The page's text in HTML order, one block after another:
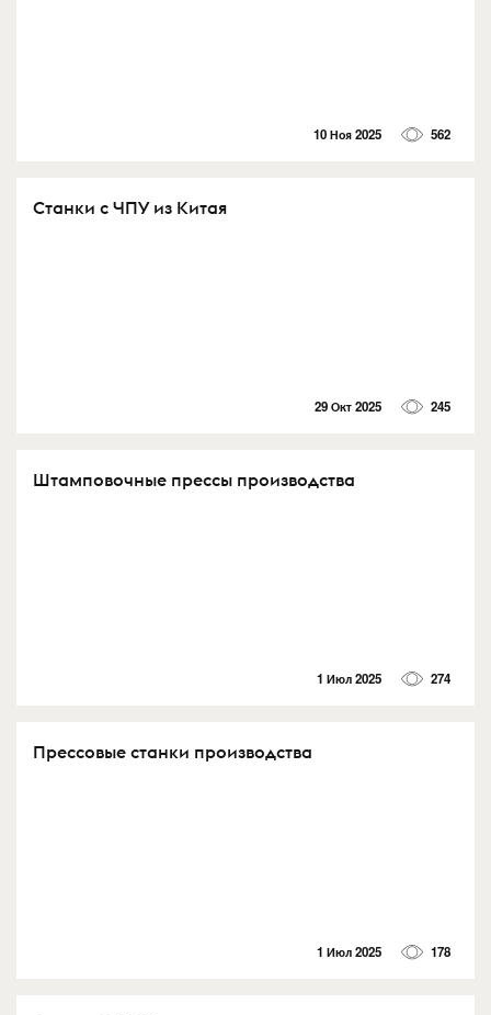
10 Ноя 2025 562
Станки с ЧПУ из Китая
29 Окт 2025 245
Штамповочные прессы производства
1 Июл 2025 274
Прессовые станки производства
1 Июл 2025 178